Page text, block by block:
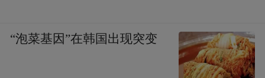
“泡菜基因”在韩国出现突变